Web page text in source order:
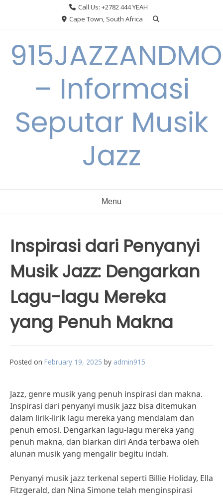
Call Us: +2782 444 YEAH
Cape Town, South Africa
– Informasi
Seputar Musik
Jazz
Menu
Inspirasi dari Penyanyi
Musik Jazz: Dengarkan
Lagu-lagu Mereka
yang Penuh Makna
Posted on February 19, 2025 by admin915
Jazz, genre musik yang penuh inspirasi dan makna.
Inspirasi dari penyanyi musik jazz bisa ditemukan
dalam lirik-lirik lagu mereka yang mendalam dan
penuh emosi. Dengarkan lagu-lagu mereka yang
penuh makna, dan biarkan diri Anda terbawa oleh
alunan musik yang mengalir begitu indah.
Penyanyi musik jazz terkenal seperti Billie Holiday, Ella
Fitzgerald, dan Nina Simone telah menginspirasi